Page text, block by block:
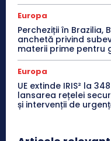
Europa
Percheziții în Brazilia,
anchetă privind
materii prime pentru
Europa
UE extinde IRIS² la
lansarea rețelei
și intervenții de